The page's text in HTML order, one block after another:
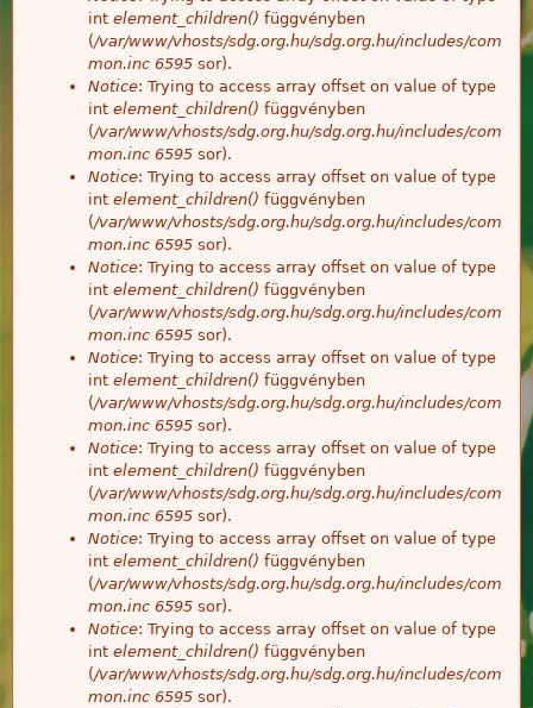
int element_children() függvényben
(/var/www/vhosts/sdg.org.hu/sdg.org.hu/includes/com
mon.inc 6595 sor).
Notice: Trying to access array offset on value of type
int element_children() függvényben
(/var/www/vhosts/sdg.org.hu/sdg.org.hu/includes/com
mon.inc 6595 sor).
Notice: Trying to access array offset on value of type
int element_children() függvényben
(/var/www/vhosts/sdg.org.hu/sdg.org.hu/includes/com
mon.inc 6595 sor).
Notice: Trying to access array offset on value of type
int element_children() függvényben
(/var/www/vhosts/sdg.org.hu/sdg.org.hu/includes/com
mon.inc 6595 sor).
Notice: Trying to access array offset on value of type
int element_children() függvényben
(/var/www/vhosts/sdg.org.hu/sdg.org.hu/includes/com
mon.inc 6595 sor).
Notice: Trying to access array offset on value of type
int element_children() függvényben
(/var/www/vhosts/sdg.org.hu/sdg.org.hu/includes/com
mon.inc 6595 sor).
Notice: Trying to access array offset on value of type
int element_children() függvényben
(/var/www/vhosts/sdg.org.hu/sdg.org.hu/includes/com
mon.inc 6595 sor).
Notice: Trying to access array offset on value of type
int element_children() függvényben
(/var/www/vhosts/sdg.org.hu/sdg.org.hu/includes/com
mon.inc 6595 sor).